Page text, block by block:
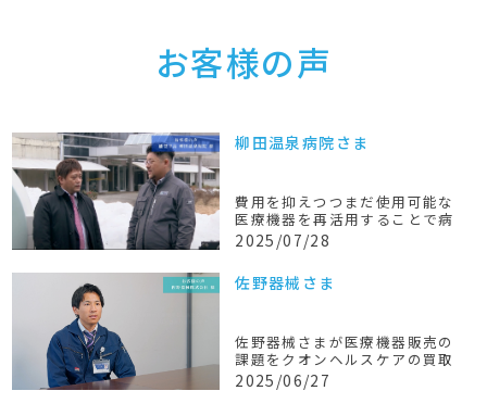
お客様の声
柳田温泉病院さま
費用を抑えつつまだ使用可能な
医療機器を再活用することで病
院の復旧を支援
2025/07/28
佐野器械さま
佐野器械さまが医療機器販売の
課題をクオンヘルスケアの買取
で解決
2025/06/27